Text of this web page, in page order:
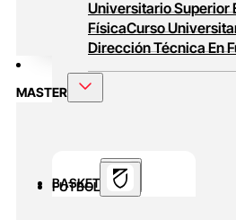
Universitario Superior
FísicaCurso
Dirección Técnica En
BASKET
MASTER
FUTBOL